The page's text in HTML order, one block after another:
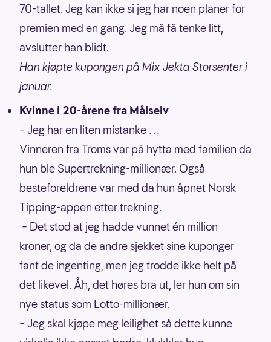
70-tallet. Jeg kan ikke si jeg har noen planer for
premien med en gang. Jeg må få tenke litt,
avslutter han blidt.
Han kjøpte kupongen på Mix Jekta Storsenter i
januar.
Kvinne i 20-årene fra Målselv
– Jeg har en liten mistanke …
Vinneren fra Troms var på hytta med familien da
hun ble Supertrekning-millionær. Også
besteforeldrene var med da hun åpnet Norsk
Tipping-appen etter trekning.
– Det stod at jeg hadde vunnet én million
kroner, og da de andre sjekket sine kuponger
fant de ingenting, men jeg trodde ikke helt på
det likevel. Åh, det høres bra ut, ler hun om sin
nye status som Lotto-millionær.
– Jeg skal kjøpe meg leilighet så dette kunne